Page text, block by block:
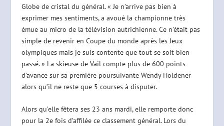
Globe de cristal du général. « Je n’arrive pas bien à
exprimer mes sentiments, a avoué la championne très
émue au micro de la télévision autrichienne. Ce n’était pas
simple de revenir en Coupe du monde après les Jeux
olympiques mais je suis contente que tout se soit bien
passé. » La skieuse de Vail compte plus de 600 points
d’avance sur sa première poursuivante Wendy Holdener
alors qu’il ne reste que 5 courses à disputer.
Alors qu’elle fêtera ses 23 ans mardi, elle remporte donc
pour la 2e fois d’affilée ce classement général. Lors du